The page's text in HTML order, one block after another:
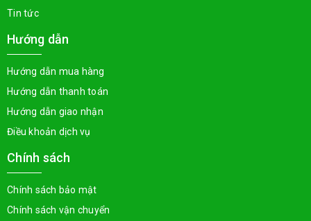
Tin tức
Hướng dẫn
Hướng dẫn mua hàng
Hướng dẫn thanh toán
Hướng dẫn giao nhận
Điều khoản dịch vụ
Chính sách
Chính sách bảo mật
Chính sách vận chuyển